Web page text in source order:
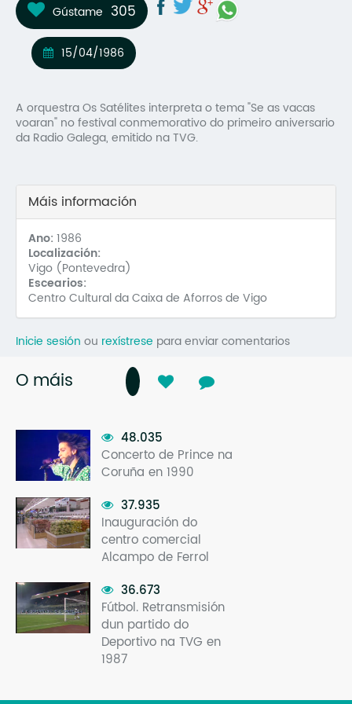
Gústame 305
15/04/1986
A orquestra Os Satélites interpreta o tema "Se as vacas
voaran" no festival conmemorativo do primeiro aniversario
da Radio Galega, emitido na TVG.
Máis información
Ano: 1986
Localización:
Vigo (Pontevedra)
Escearios:
Centro Cultural da Caixa de Aforros de Vigo
Inicie sesión ou rexístrese para enviar comentarios
O máis
48.035
Concerto de Prince na
Coruña en 1990
37.935
Inauguración do
centro comercial
Alcampo de Ferrol
36.673
Fútbol. Retransmisión
dun partido do
Deportivo na TVG en
1987